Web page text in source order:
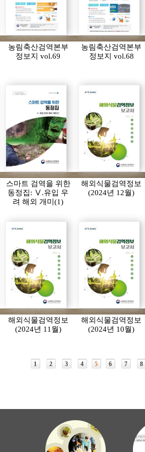
농림축산검역본부
정보지 vol.69
농림축산검역본부
정보지 vol.68
스마트 검역을 위한
동정집: Ⅴ.유입 우
려 해외 개미(1)
해외식물검역정보
(2024년 12월)
해외식물검역정보
(2024년 11월)
해외식물검역정보
(2024년 10월)
1 2 3 4 5 6 7 8